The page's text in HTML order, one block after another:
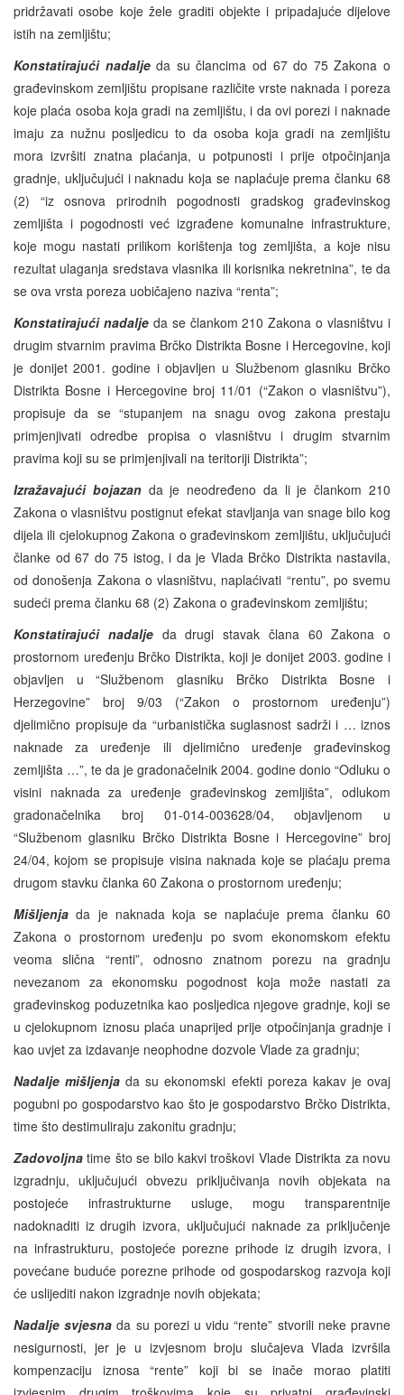
pridržavati osobe koje žele graditi objekte i pripadajuće dijelove
istih na zemljištu;
Konstatirajući nadaljeda su člancima od 67 do 75 Zakona o
građevinskom zemljištu propisane različite vrste naknada i poreza
koje plaća osoba koja gradi na zemljištu, i da ovi porezi i naknade
imaju za nužnu posljedicu to da osoba koja gradi na zemljištu
mora izvršiti znatna plaćanja, u potpunosti i prije otpočinjanja
gradnje, uključujući i naknadu koja se naplaćuje prema članku 68
(2) “iz osnova prirodnih pogodnosti gradskog građevinskog
zemljišta i pogodnosti već izgrađene komunalne infrastrukture,
koje mogu nastati prilikom korištenja tog zemljišta, a koje nisu
rezultat ulaganja sredstava vlasnika ili korisnika nekretnina”, te da
se ova vrsta poreza uobičajeno naziva “renta”;
Konstatirajući nadaljeda se člankom 210 Zakona o vlasništvu i
drugim stvarnim pravima Brčko Distrikta Bosne i Hercegovine, koji
je donijet 2001. godine i objavljen u Službenom glasniku Brčko
Distrikta Bosne i Hercegovine broj 11/01 (“Zakon o vlasništvu”),
propisuje da se “stupanjem na snagu ovog zakona prestaju
primjenjivati odredbe propisa o vlasništvu i drugim stvarnim
pravima koji su se primjenjivali na teritoriji Distrikta”;
Izražavajući bojazanda je neodređeno da li je člankom 210
Zakona o vlasništvu postignut efekat stavljanja van snage bilo kog
dijela ili cjelokupnog Zakona o građevinskom zemljištu, uključujući
članke od 67 do 75 istog, i da je Vlada Brčko Distrikta nastavila,
od donošenja Zakona o vlasništvu, naplaćivati “rentu”, po svemu
sudeći prema članku 68 (2) Zakona o građevinskom zemljištu;
Konstatirajući nadaljeda drugi stavak člana 60 Zakona o
prostornom uređenju Brčko Distrikta, koji je donijet 2003. godine i
objavljen u “Službenom glasniku Brčko Distrikta Bosne i
Herzegovine” broj 9/03 (“Zakon o prostornom uređenju”)
djelimično propisuje da “urbanistička suglasnost sadrži i … iznos
naknade za uređenje ili djelimično uređenje građevinskog
zemljišta …”, te da je gradonačelnik 2004. godine donio “Odluku o
visini naknada za uređenje građevinskog zemljišta”, odlukom
gradonačelnika broj 01-014-003628/04, objavljenom u
“Službenom glasniku Brčko Distrikta Bosne i Hercegovine” broj
24/04, kojom se propisuje visina naknada koje se plaćaju prema
drugom stavku članka 60 Zakona o prostornom uređenju;
Mišljenjada je naknada koja se naplaćuje prema članku 60
Zakona o prostornom uređenju po svom ekonomskom efektu
veoma slična “renti”, odnosno znatnom porezu na gradnju
nevezanom za ekonomsku pogodnost koja može nastati za
građevinskog poduzetnika kao posljedica njegove gradnje, koji se
u cjelokupnom iznosu plaća unaprijed prije otpočinjanja gradnje i
kao uvjet za izdavanje neophodne dozvole Vlade za gradnju;
Nadalje mišljenja da su ekonomski efekti poreza kakav je ovaj
pogubni po gospodarstvo kao što je gospodarstvo Brčko Distrikta,
time što destimuliraju zakonitu gradnju;
Zadovoljna time što se bilo kakvi troškovi Vlade Distrikta za novu
izgradnju, uključujući obvezu priključivanja novih objekata na
postojeće infrastrukturne usluge, mogu transparentnije
nadoknaditi iz drugih izvora, uključujući naknade za priključenje
na infrastrukturu, postojeće porezne prihode iz drugih izvora, i
povećane buduće porezne prihode od gospodarskog razvoja koji
će uslijediti nakon izgradnje novih objekata;
Nadalje svjesna da su porezi u vidu “rente” stvorili neke pravne
nesigurnosti, jer je u izvjesnom broju slučajeva Vlada izvršila
kompenzaciju iznosa “rente” koji bi se inače morao platiti